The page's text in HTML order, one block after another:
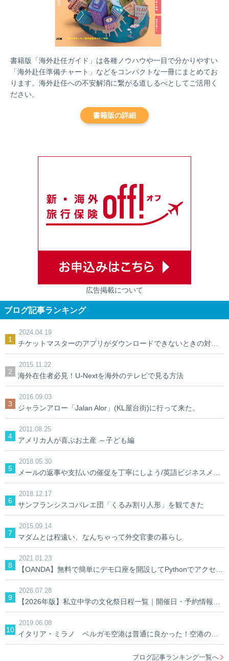
書籍版「海外赴任ガイド」は各種ノウハウや一目で分かりやすい
「海外赴任準備チャート」などをコンパクトな一冊にまとめてお
ります。海外赴任への不安解消に繋がる道しるべとしてご活用く
ださい。
書籍版の詳細
広告掲載について
ブログ記事ランキング
2024.04.19
チケットマスターのアプリがダウンロードできないときの対処法【裏ワザ】
2015.11.22
海外在住者必見！U-Nextを海外のテレビで見る方法
2016.09.03
ジャランアロー「Jalan Alor」(KL屋台街)に行って来た。
2011.08.25
アメリカ人が喜ぶお土産 ～子ども編
2018.05.30
メールの返事や支払いの催促を丁寧にしよう/英語ビジネスメール
2018.12.17
サンフランシスコバレエ団「くるみ割り人形」を観てきた
2015.09.14
マダムとは程遠い、なんちゃって外交官妻の暮らし
2021.01.23
【OANDA】無料で簡単にデモ口座を開設してPythonでアクセスしてみる。【AIでFX】
2026.07.28
【2026年版】私立中学の文化祭日程一覧｜開催日・予約情報を学校別に検索
2019.06.08
イタリア・ミラノ ベルガモ空港は普通に良かった！空港の中&空港への行き方
ブログ記事ランキング一覧へ